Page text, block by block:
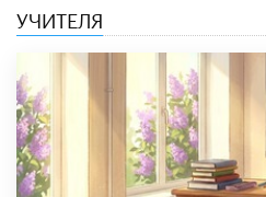
УЧИТЕЛЯ